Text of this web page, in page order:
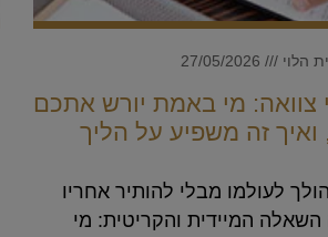
צוואה: מי באמת יורש אתכם
ואיך זה משפיע על הליך
הלוי
לעולמו מבלי להותיר אחריו
השאלה המיידית והקריטית: מי